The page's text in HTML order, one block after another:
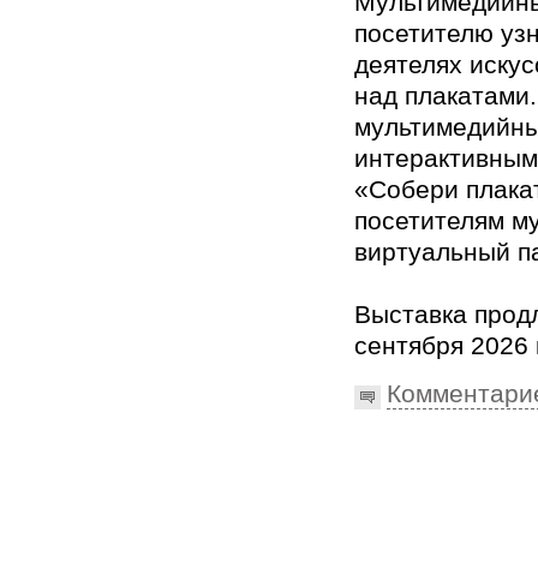
посетителю
деятелях
над
«Собери
посетителям
виртуальный
Выставка
сентября 2026